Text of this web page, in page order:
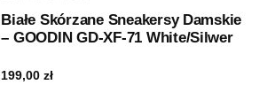
Białe Skórzane Sneakersy Damskie
– GOODIN GD-XF-71 White/Silwer
199,00zł